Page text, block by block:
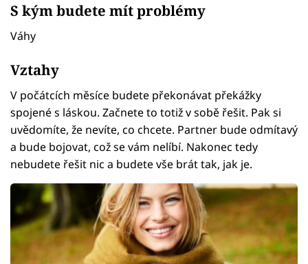
S kým budete mít problémy
Váhy
Vztahy
V počátcích měsíce budete překonávat překážky
spojené s láskou. Začnete to totiž v sobě řešit. Pak si
uvědomíte, že nevíte, co chcete. Partner bude odmítavý
a bude bojovat, což se vám nelíbí. Nakonec tedy
nebudete řešit nic a budete vše brát tak, jak je.